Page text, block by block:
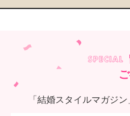
「結婚スタイルマガジ